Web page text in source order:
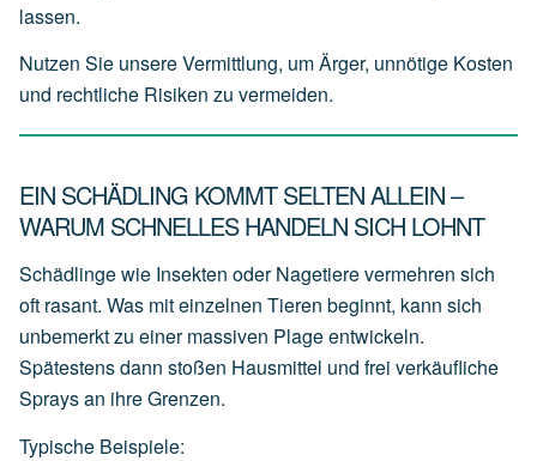
lassen.
Nutzen Sie unsere Vermittlung, um Ärger, unnötige Kosten
und rechtliche Risiken zu vermeiden.
EIN SCHÄDLING KOMMT SELTEN ALLEIN –
WARUM SCHNELLES HANDELN SICH LOHNT
Schädlinge wie Insekten oder Nagetiere vermehren sich
oft rasant. Was mit einzelnen Tieren beginnt, kann sich
unbemerkt zu einer massiven Plage entwickeln.
Spätestens dann stoßen Hausmittel und frei verkäufliche
Sprays an ihre Grenzen.
Typische Beispiele: